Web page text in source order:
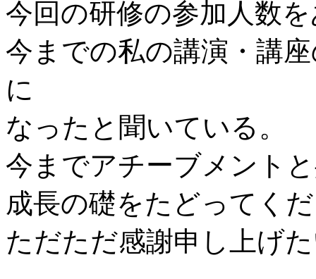
今回の研修の参加人数
今までの私の講演・講
に
なったと聞いている。
今までアチーブメント
成長の礎をたどってく
ただただ感謝申し上げ